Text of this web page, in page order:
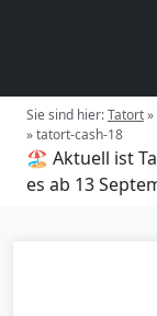
Sie sind hier:Tatort»
»tatort-cash-18
🏖️ Aktuell ist
es ab 13